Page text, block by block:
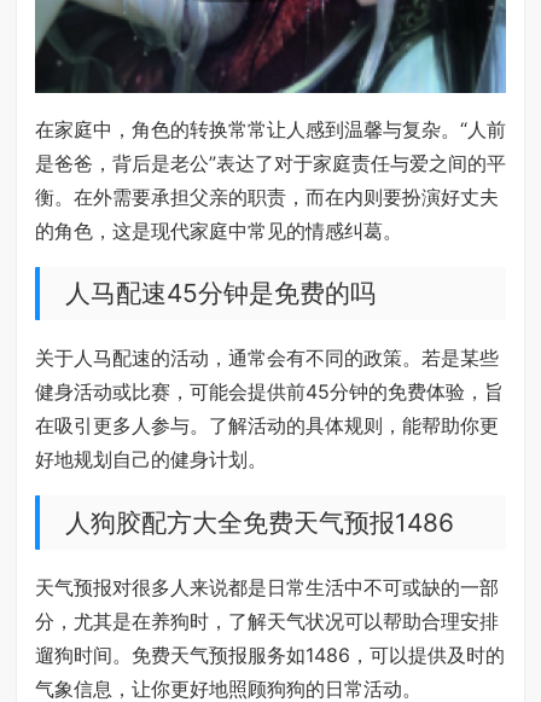
在家庭中，角色的转换常常让人感到温馨与复杂。“人前
是爸爸，背后是老公”表达了对于家庭责任与爱之间的平
衡。在外需要承担父亲的职责，而在内则要扮演好丈夫
的角色，这是现代家庭中常见的情感纠葛。
人马配速45分钟是免费的吗
关于人马配速的活动，通常会有不同的政策。若是某些
健身活动或比赛，可能会提供前45分钟的免费体验，旨
在吸引更多人参与。了解活动的具体规则，能帮助你更
好地规划自己的健身计划。
人狗胶配方大全免费天气预报1486
天气预报对很多人来说都是日常生活中不可或缺的一部
分，尤其是在养狗时，了解天气状况可以帮助合理安排
遛狗时间。免费天气预报服务如1486，可以提供及时的
气象信息，让你更好地照顾狗狗的日常活动。